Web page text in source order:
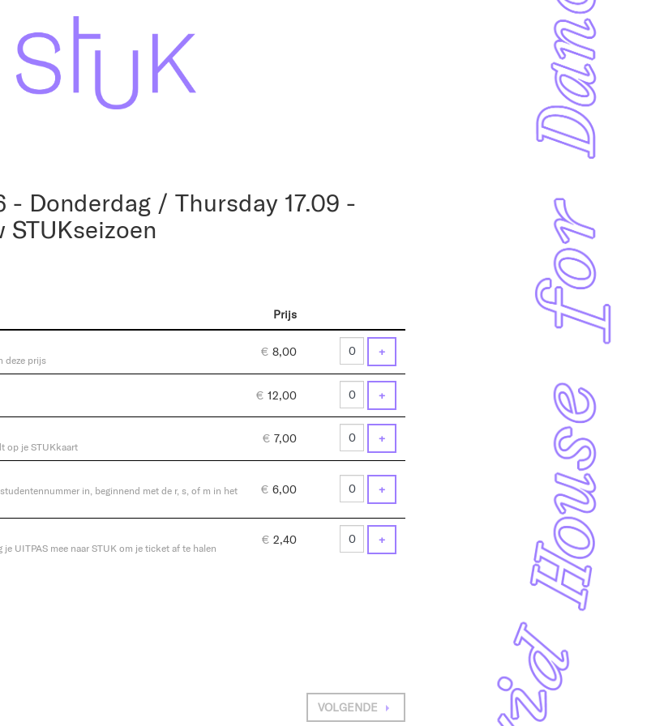
- Donderdag / Thursday 17.09 -
Prijs
tickets
deze prijs
€ 8,00 +VOEG TICKET TOE
€ 12,00 +VOEG TICKET TOE
op je STUKkaart
€ 7,00 +VOEG TICKET TOE
in, beginnend met de r, s, of m in het
€ 6,00 +VOEG TICKET TOE
UITPAS mee naar STUK om je ticket af te halen
€ 2,40 +VOEG TICKET TOE
VOLGENDE